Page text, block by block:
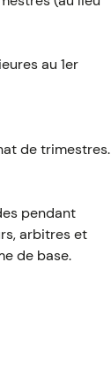
au 1er
de trimestres.
pendant
arbitres et
de base.